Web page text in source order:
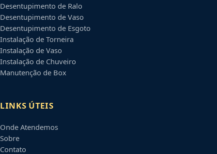
Desentupimento de Ralo
Desentupimento de Vaso
Desentupimento de Esgoto
Instalação de Torneira
Instalação de Vaso
Instalação de Chuveiro
Manutenção de Box
LINKS ÚTEIS
Onde Atendemos
Sobre
Contato